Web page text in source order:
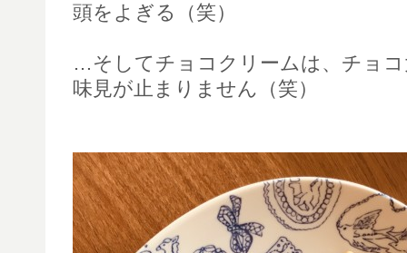
頭をよぎる（笑）
…そしてチョコクリームは、チョ
味見が止まりません（笑）